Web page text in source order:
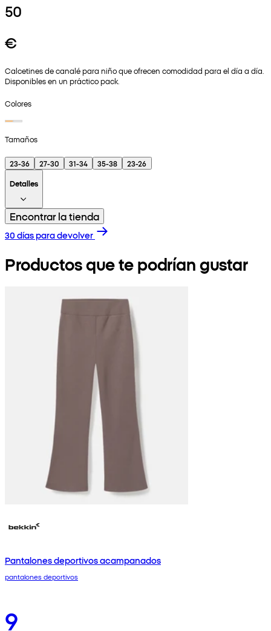
50
€
Calcetines de canalé para niño que ofrecen comodidad para el día a día.
Disponibles en un práctico pack.
Colores
Tamaños
23-36 27-30 31-34 35-38
23-26
Detalles
Encontrar la tienda
30 días para devolver
Productos que te podrían gustar
Pantalones deportivos acampanados
pantalones deportivos
9